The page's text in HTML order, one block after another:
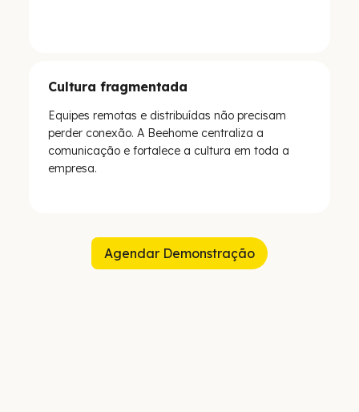
Cultura fragmentada
Equipes remotas e distribuídas não precisam
perder conexão. A Beehome centraliza a
comunicação e fortalece a cultura em toda a
empresa.
Agendar Demonstração